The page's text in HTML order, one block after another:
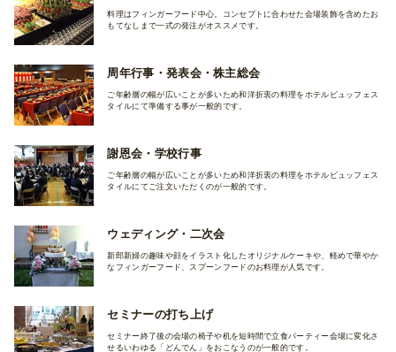
料理はフィンガーフード中心。コンセプトに合わせた会場装飾を含めたお
もてなしまで一式の発注がオススメです。
周年行事・発表会・株主総会
ご年齢層の幅が広いことが多いため和洋折衷の料理をホテルビュッフェス
タイルにて準備する事が一般的です。
謝恩会・学校行事
ご年齢層の幅が広いことが多いため和洋折衷の料理をホテルビュッフェス
タイルにてご注文いただくのが一般的です。
ウェディング・二次会
新郎新婦の趣味や顔をイラスト化したオリジナルケーキや、軽めで華やか
なフィンガーフード、スプーンフードのお料理が人気です。
セミナーの打ち上げ
セミナー終了後の会場の椅子や机を短時間で立食パーティー会場に変化さ
せるいわゆる「どんでん」をおこなうのが一般的です。